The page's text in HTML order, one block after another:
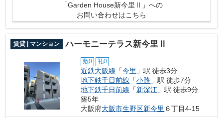
「Garden House新今里Ⅱ」への
お問い合わせはこちら
賃貸 | マンション ハーモニーテラス新今里Ⅱ
敷0 礼0
近鉄大阪線 「今里 」駅 徒歩3分
地下鉄千日前線 「小路 」駅 徒歩7分
地下鉄千日前線 「新深江 」駅 徒歩9分
築5年
大阪府大阪市生野区新今里 ６丁目4-15